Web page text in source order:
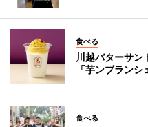
食べる
川越バターサ
「芋ンブラン
食べる